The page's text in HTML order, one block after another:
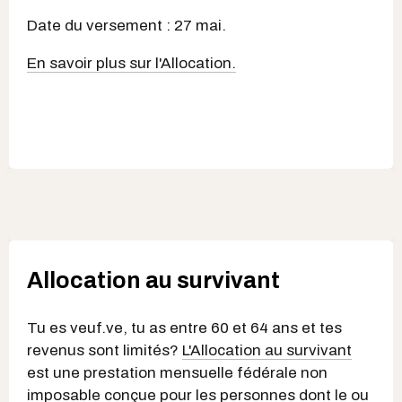
Date du versement : 27 mai.
En savoir plus sur l'Allocation.
Allocation au survivant
Tu es veuf.ve, tu as entre 60 et 64 ans et tes
revenus sont limités? L'Allocation au survivant
est une prestation mensuelle fédérale non
imposable conçue pour les personnes dont le ou